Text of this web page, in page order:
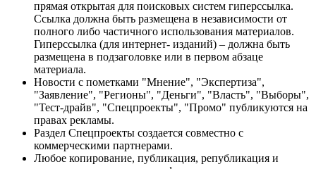
прямая открытая для поисковых систем гиперссылка.
Ссылка должна быть размещена в независимости от
полного либо частичного использования материалов.
Гиперссылка (для интернет- изданий) – должна быть
размещена в подзаголовке или в первом абзаце
материала.
Новости с пометками "Мнение", "Экспертиза",
"Заявление", "Регионы", "Деньги", "Власть", "Выборы",
"Тест-драйв", "Спецпроекты", "Промо" публикуются на
правах рекламы.
Раздел Спецпроекты создается совместно с
коммерческими партнерами.
Любое копирование, публикация, републикация и